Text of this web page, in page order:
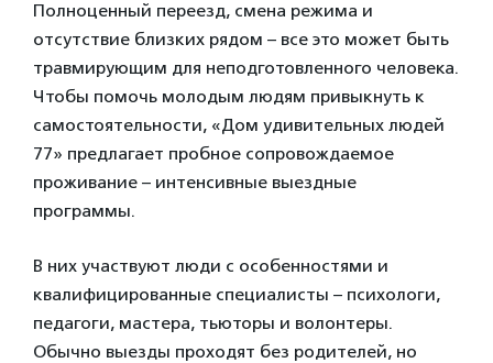
Полноценный переезд, смена режима и
отсутствие близких рядом – все это может быть
травмирующим для неподготовленного человека.
Чтобы помочь молодым людям привыкнуть к
самостоятельности, «Дом удивительных людей
77» предлагает пробное сопровождаемое
проживание – интенсивные выездные
программы.
В них участвуют люди с особенностями и
квалифицированные специалисты – психологи,
педагоги, мастера, тьюторы и волонтеры.
Обычно выезды проходят без родителей, но